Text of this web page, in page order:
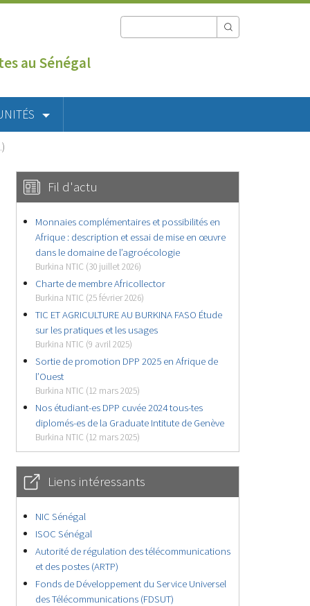
au Sénégal
Fil d'actu
Monnaies complémentaires et possibilités en
Afrique : description et essai de mise en œuvre
dans le domaine de l’agroécologie
Burkina NTIC (30 juillet 2026)
Charte de membre Africollector
Burkina NTIC (25 février 2026)
TIC ET AGRICULTURE AU BURKINA FASO Étude
sur les pratiques et les usages
Burkina NTIC (9 avril 2025)
Sortie de promotion DPP 2025 en Afrique de
l’Ouest
Burkina NTIC (12 mars 2025)
Nos étudiant-es DPP cuvée 2024 tous-tes
diplomés-es de la Graduate Intitute de Genève
Burkina NTIC (12 mars 2025)
Liens intéressants
NIC Sénégal
ISOC Sénégal
Autorité de régulation des télécommunications
et des postes (ARTP)
Fonds de Développement du Service Universel
des Télécommunications (FDSUT)